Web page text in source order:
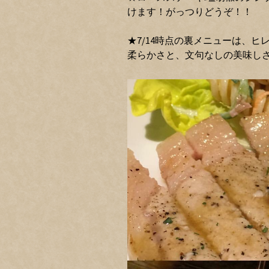
けます！がっつりどうぞ！！
★7/14時点の裏メニューは、ヒ
柔らかさと、文句なしの美味し